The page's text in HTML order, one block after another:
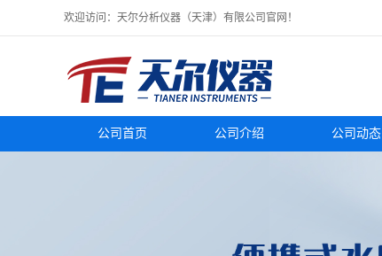
欢迎访问：天尔分析仪器（天津）有限公司官网！
公司首页 公司介绍 公司动态